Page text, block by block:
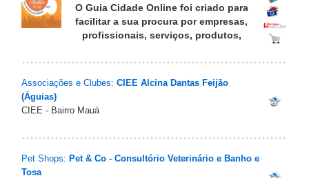
O Guia Cidade Online foi criado para
facilitar a sua procura por empresas,
profissionais, serviços, produtos,
Associações e Clubes: CIEE Alcina Dantas Feijão
(Águias)
CIEE - Bairro Mauá
Pet Shops: Pet & Co - Consultório Veterinário e Banho e
Tosa